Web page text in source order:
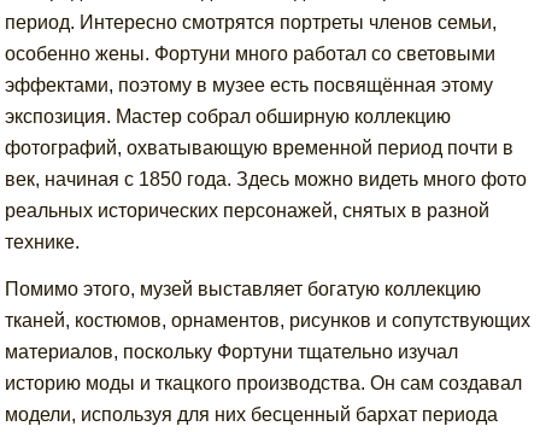
период. Интересно смотрятся портреты членов семьи,
особенно жены. Фортуни много работал со световыми
эффектами, поэтому в музее есть посвящённая этому
экспозиция. Мастер собрал обширную коллекцию
фотографий, охватывающую временной период почти в
век, начиная с 1850 года. Здесь можно видеть много фото
реальных исторических персонажей, снятых в разной
технике.
Помимо этого, музей выставляет богатую коллекцию
тканей, костюмов, орнаментов, рисунков и сопутствующих
материалов, поскольку Фортуни тщательно изучал
историю моды и ткацкого производства. Он сам создавал
модели, используя для них бесценный бархат периода